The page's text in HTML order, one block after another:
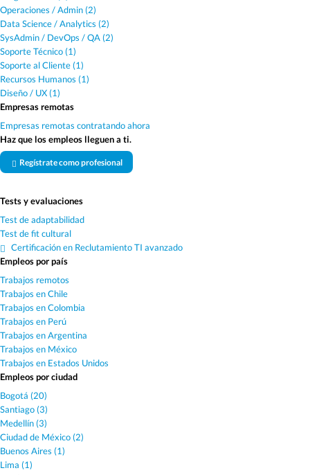
Operaciones / Admin (2)
Data Science / Analytics (2)
SysAdmin / DevOps / QA (2)
Soporte Técnico (1)
Soporte al Cliente (1)
Recursos Humanos (1)
Diseño / UX (1)
Empresas remotas
Empresas remotas contratando ahora
Haz que los empleos lleguen a ti.
Regístrate como profesional
Tests y evaluaciones
Test de adaptabilidad
Test de fit cultural
Certificación en Reclutamiento TI avanzado
Empleos por país
Trabajos remotos
Trabajos en Chile
Trabajos en Colombia
Trabajos en Perú
Trabajos en Argentina
Trabajos en México
Trabajos en Estados Unidos
Empleos por ciudad
Bogotá (20)
Santiago (3)
Medellín (3)
Ciudad de México (2)
Buenos Aires (1)
Lima (1)